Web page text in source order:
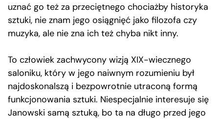
uznać go też za przeciętnego chociażby historyka
sztuki, nie znam jego osiągnięć jako filozofa czy
muzyka, ale nie zna ich też chyba nikt inny.
To człowiek zachwycony wizją XIX-wiecznego
saloniku, który w jego naiwnym rozumieniu był
najdoskonalszą i bezpowrotnie utraconą formą
funkcjonowania sztuki. Niespecjalnie interesuje się
Janowski samą sztuką, bo ta na długo przed jego